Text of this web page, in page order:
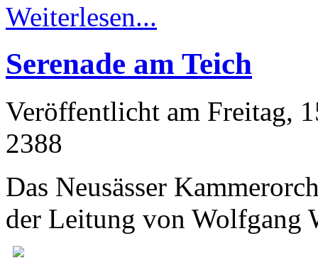
Weiterlesen...
Serenade am Teich
Veröffentlicht am Freitag,
2388
Das Neusässer
der Leitung von Wolfgang